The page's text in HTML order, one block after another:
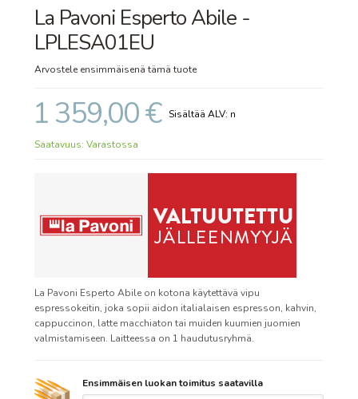
La Pavoni Esperto Abile -
LPLESA01EU
Arvostele ensimmäisenä tämä tuote
1 359,00 €
Saatavuus: Varastossa
La Pavoni Esperto Abile on kotona käytettävä vipu
espressokeitin, joka sopii aidon italialaisen espresson, kahvin,
cappuccinon, latte macchiaton tai muiden kuumien juomien
valmistamiseen. Laitteessa on 1 haudutusryhmä.
Ensimmäisen luokan toimitus saatavilla